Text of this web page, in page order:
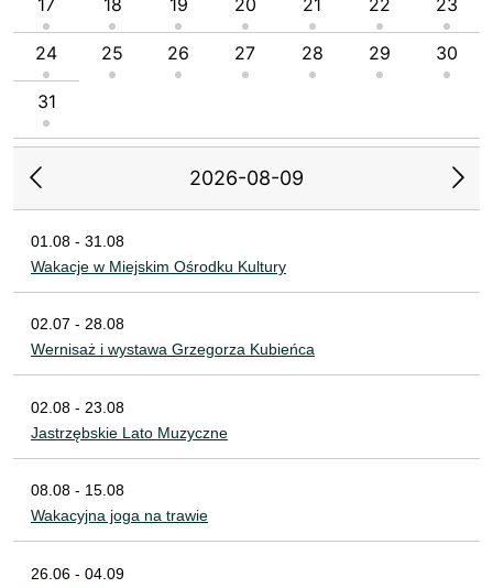
24 25 26 27 28 29 30
31
2026-08-09
01.08 - 31.08
Wakacje w Miejskim Ośrodku Kultury
02.07 - 28.08
Wernisaż i wystawa Grzegorza Kubieńca
02.08 - 23.08
Jastrzębskie Lato Muzyczne
08.08 - 15.08
Wakacyjna joga na trawie
26.06 - 04.09